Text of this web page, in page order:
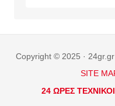
Copyright © 2025 ·
SITE
24 ΩΡΕΣ